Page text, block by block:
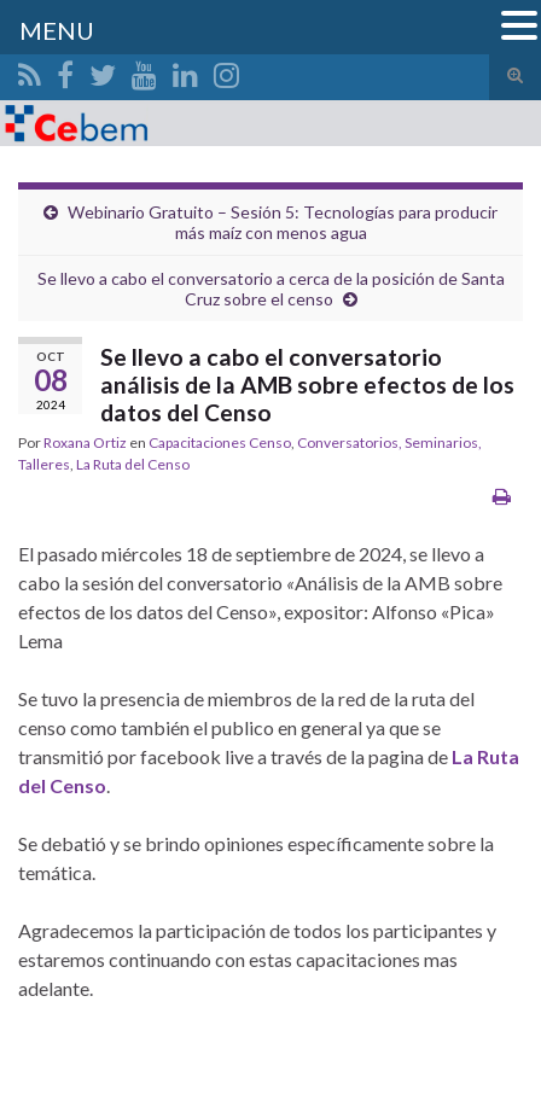
el
Search for:
Webinario Gratuito – Sesión 5: Tecnologías para producir
más maíz con menos agua
Se llevo a cabo el conversatorio a cerca de la posición de Santa
Cruz sobre el censo
OCT
08
2024
Se llevo a cabo el conversatorio
análisis de la AMB sobre efectos de los
datos del Censo
PorRoxana Ortiz en Capacitaciones Censo, Conversatorios, Seminarios,
Talleres, La Ruta del Censo
El pasado miércoles 18 de septiembre de 2024, se llevo a
cabo la sesión del conversatorio «Análisis de la AMB sobre
efectos de los datos del Censo», expositor: Alfonso «Pica»
Lema
Se tuvo la presencia de miembros de la red de la ruta del
censo como también el publico en general ya que se
transmitió por facebook live a través de la pagina de La Ruta
del Censo.
Se debatió y se brindo opiniones específicamente sobre la
temática.
Agradecemos la participación de todos los participantes y
estaremos continuando con estas capacitaciones mas
adelante.
MENU